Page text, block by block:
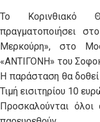
Το Κορινθιακό
πραγματοποιήσει
Μερκούρη», στο
«ΑΝΤΙΓΟΝΗ» του
Η παράσταση θα
Τιμή εισιτηρίου 10
Προσκαλούνται όλοι